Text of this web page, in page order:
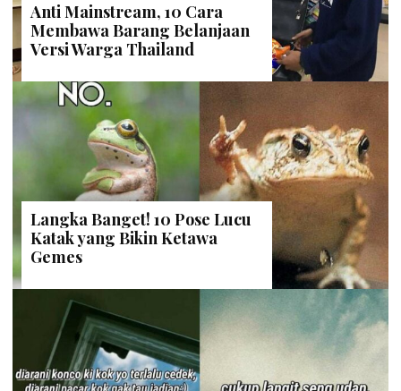
Anti Mainstream, 10 Cara
Membawa Barang Belanjaan
Versi Warga Thailand
Langka Banget! 10 Pose Lucu
Katak yang Bikin Ketawa
Gemes